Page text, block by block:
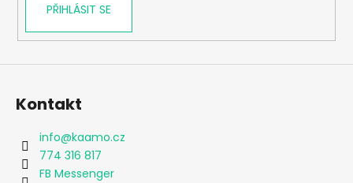
PŘIHLÁSIT SE
Kontakt
info@kaamo.cz
774 316 817
FB Messenger